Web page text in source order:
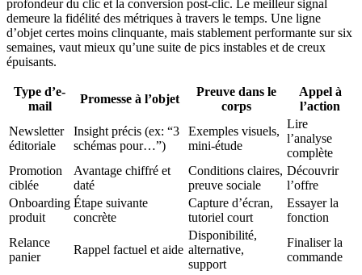
profondeur du clic et la conversion post-clic. Le meilleur signal
demeure la fidélité des métriques à travers le temps. Une ligne
d’objet certes moins clinquante, mais stablement performante sur six
semaines, vaut mieux qu’une suite de pics instables et de creux
épuisants.
Type d’e-
mail
Promesse à l’objet
Preuve dans le
corps
Appel à
l’action
Newsletter
éditoriale
Insight précis (ex: “3
schémas pour…”)
Exemples visuels,
mini-étude
Lire
l’analyse
complète
Promotion
ciblée
Avantage chiffré et
daté
Conditions claires,
preuve sociale
Découvrir
l’offre
Onboarding
produit
Étape suivante
concrète
Capture d’écran,
tutoriel court
Essayer la
fonction
Relance
panier
Rappel factuel et aide
Disponibilité,
alternative,
support
Finaliser la
commande